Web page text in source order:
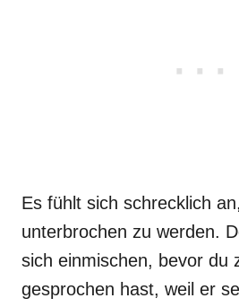
Es fühlt sich schrecklich
unterbrochen zu werden.
sich einmischen, bevor du
gesprochen hast, weil er